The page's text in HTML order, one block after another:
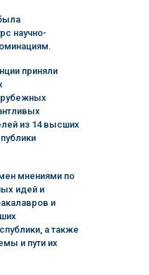
научно-
приняли
из 14 высших
мнениями по
идей и
и
а также
и пути их